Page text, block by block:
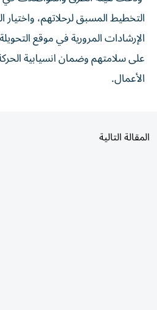
التخطيط المسبق لرحلاتهم، واختيار
الإرشادات المرورية في موقع
على سلامتهم وضمان انسيابية
الأعمال.
المقالة التالية